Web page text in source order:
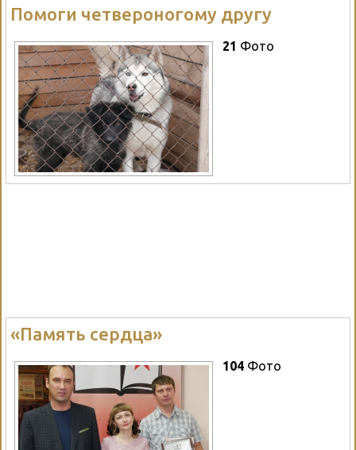
Помоги четвероногому другу
21 Фото
«Память сердца»
104 Фото